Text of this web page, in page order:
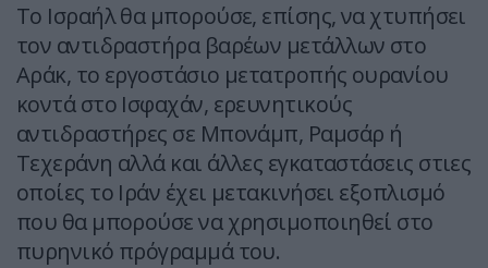
Το Ισραήλ θα μπορούσε, επίσης, να χτυπήσει
τον αντιδραστήρα βαρέων μετάλλων στο
Αράκ, το εργοστάσιο μετατροπής ουρανίου
κοντά στο Ισφαχάν, ερευνητικούς
αντιδραστήρες σε Μπονάμπ, Ραμσάρ ή
Τεχεράνη αλλά και άλλες εγκαταστάσεις στιες
οποίες το Ιράν έχει μετακινήσει εξοπλισμό
που θα μπορούσε να χρησιμοποιηθεί στο
πυρηνικό πρόγραμμά του.